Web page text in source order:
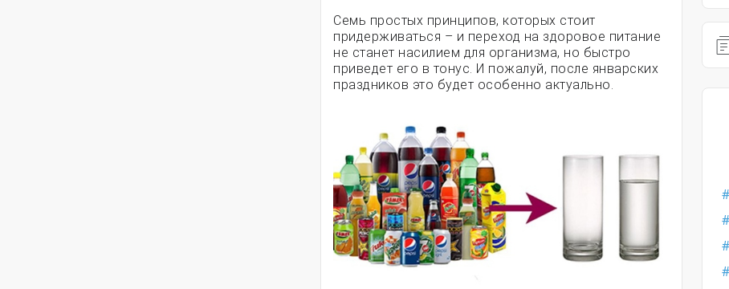
Семь простых принципов, которых стоит
придерживаться – и переход на здоровое питание
не станет насилием для организма, но быстро
приведет его в тонус. И пожалуй, после январских
праздников это будет особенно актуально.